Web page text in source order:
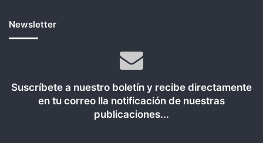
Newsletter
Suscríbete a nuestro boletín y recibe directamente
en tu correo lla notificación de nuestras
publicaciones...